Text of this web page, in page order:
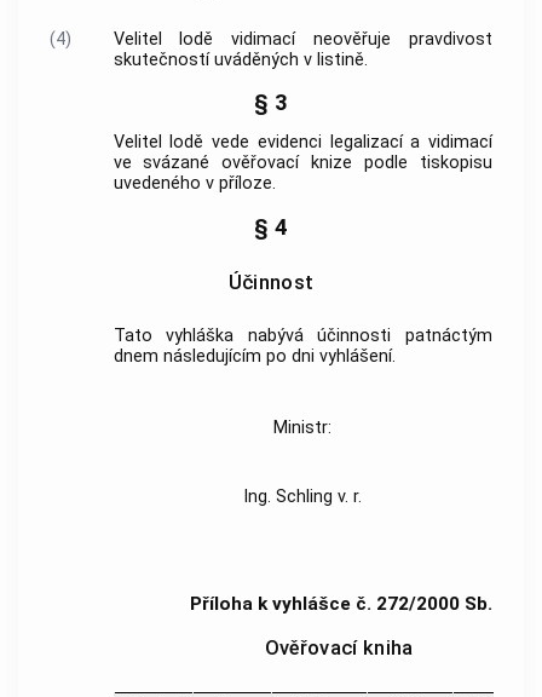
(4)
Velitel lodě vidimací neověřuje pravdivost
skutečností uváděných v listině.
§ 3
Velitel lodě vede evidenci legalizací a vidimací
ve svázané ověřovací knize podle tiskopisu
uvedeného v příloze.
§ 4
Účinnost
Tato vyhláška nabývá účinnosti patnáctým
dnem následujícím po dni vyhlášení.
Ministr:
Ing. Schling v. r.
Příloha k vyhlášce č. 272/2000 Sb.
Ověřovací kniha